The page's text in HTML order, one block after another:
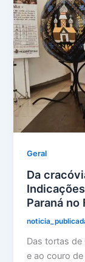
Geral
Da
Paraná no
Das tortas de
e ao couro